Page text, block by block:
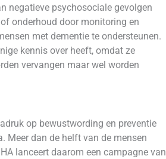
negatieve psychosociale gevolgen
onderhoud door monitoring en
met dementie te ondersteunen.
kennis over heeft, omdat ze
vervangen maar wel worden
op bewustwording en preventie
Meer dan de helft van de mensen
lanceert daarom een campagne van